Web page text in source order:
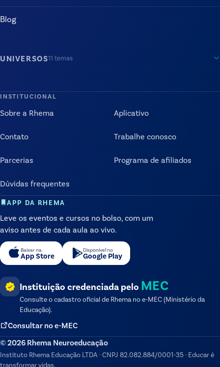
Blog
UNIVERSOS11 temas
INSTITUCIONAL
Sobre a Rhema Aplicativo
Contato Trabalhe conosco
Parcerias Programa de afiliados
Dúvidas frequentes
APP DA RHEMA
Leve os eventos e cursos no bolso, com um
aviso antes de cada aula ao vivo.
Baixar na
App Store
Disponível no
Google Play
Instituição credenciada pelo MEC
Consulte o cadastro oficial de Rhema no e-MEC (Ministério da
Educação).
Consultar no e-MEC
©2026 Rhema Neuroeducação
Instituto Rhema Educação LTDA ·CNPJ 82.082.884/0001-35 · Educar é
transformar vidas.